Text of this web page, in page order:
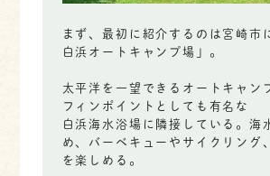
まず、最初に紹介するのは宮崎市
白浜オートキャンプ場」。
太平洋を一望できるオートキャン
フィンポイントとしても有名な
白浜海水浴場に隣接している。海
め、バーベキューやサイクリング
を楽しめる。